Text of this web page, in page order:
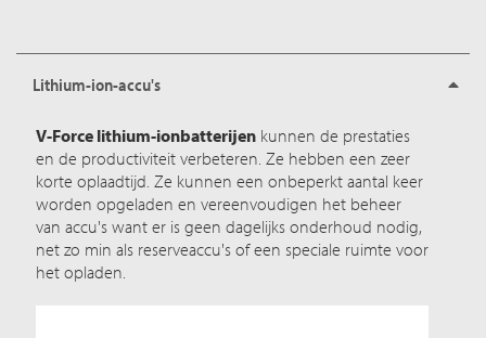
Lithium-ion-accu's
V-Force lithium-ionbatterijen kunnen de prestaties
en de productiviteit verbeteren. Ze hebben een zeer
korte oplaadtijd. Ze kunnen een onbeperkt aantal keer
worden opgeladen en vereenvoudigen het beheer
van accu's want er is geen dagelijks onderhoud nodig,
net zo min als reserveaccu's of een speciale ruimte voor
het opladen.